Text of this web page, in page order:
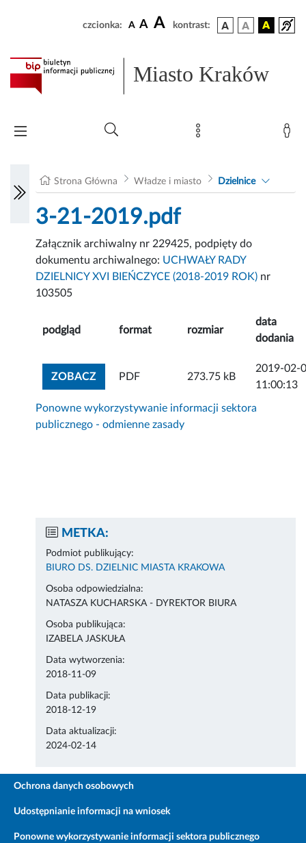
czcionka: A A A kontrast:
Miasto Kraków
Strona Główna Władze i miasto Dzielnice
3-21-2019.pdf
Załącznik archiwalny nr 229425, podpięty do
dokumentu archiwalnego: UCHWAŁY RADY
DZIELNICY XVI BIEŃCZYCE (2018-2019 ROK) nr
103505
podgląd format rozmiar
data
dodania
ZOBACZZOBACZ ZAŁĄCZNIK
PDF 273.75 kB
2019-02-
11:00:13
Ponowne wykorzystywanie informacji sektora
publicznego - odmienne zasady
METKA:
Podmiot publikujący:
BIURO DS. DZIELNIC MIASTA KRAKOWA
Osoba odpowiedzialna:
NATASZA KUCHARSKA - DYREKTOR BIURA
Osoba publikująca:
IZABELA JASKUŁA
Data wytworzenia:
2018-11-09
Data publikacji:
2018-12-19
Data aktualizacji:
2024-02-14
Ochrona danych osobowych
Udostępnianie informacji na wniosek
Ponowne wykorzystywanie informacji sektora publicznego